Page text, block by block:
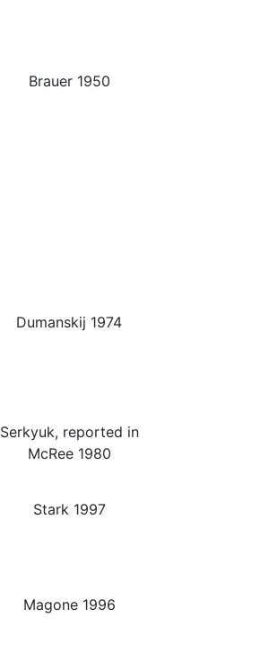
Brauer 1950
Dumanskij 1974
Serkyuk, reported in
McRee 1980
Stark 1997
Magone 1996